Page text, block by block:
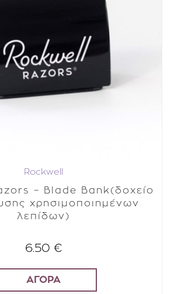
Rockwell
– Blade Bank(δοχείο
χρησιμοποιημένων
λεπίδων)
6.50 €
ΑΓΟΡΑ